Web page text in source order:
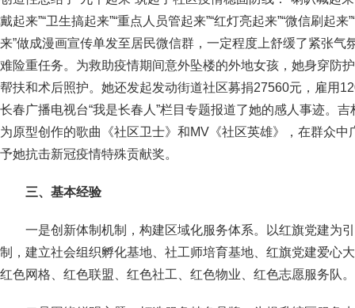
戴起来”“卫生搞起来”“重点人员管起来”“红灯亮起来”“微信刷起
来”做成漫画宣传单发至居民微信群，一定程度上舒缓了紧张气
难险重任务。为救助疫情期间意外坠楼的外地女孩，她身穿防
帮扶和术后照护。她还发起发动街道社区募捐27560元，雇用
长春广播电视台“我是长春人”栏目专题报道了她的感人事迹。
为原型创作的歌曲《社区卫士》和MV《社区英雄》，在群众
予她抗击新冠疫情特殊贡献奖。
三、基本经验
一是创新体制机制，构建区域化服务体系。以红旗党建为
制，建立社会组织孵化基地、社工师培育基地、红旗党建爱心
红色网格、红色联盟、红色社工、红色物业、红色志愿服务队。